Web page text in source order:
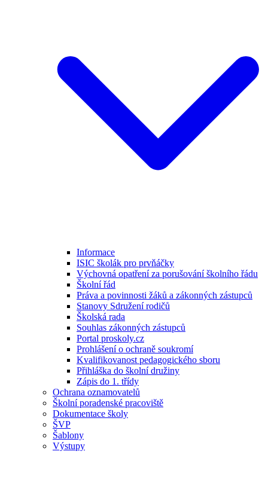
Informace
ISIC školák pro prvňáčky
Výchovná opatření za porušování školního řádu
Školní řád
Práva a povinnosti žáků a zákonných zástupců
Stanovy Sdružení rodičů
Školská rada
Souhlas zákonných zástupců
Portal proskoly.cz
Prohlášení o ochraně soukromí
Kvalifikovanost pedagogického sboru
Přihláška do školní družiny
Zápis do 1. třídy
Ochrana oznamovatelů
Školní poradenské pracoviště
Dokumentace školy
ŠVP
Šablony
Výstupy